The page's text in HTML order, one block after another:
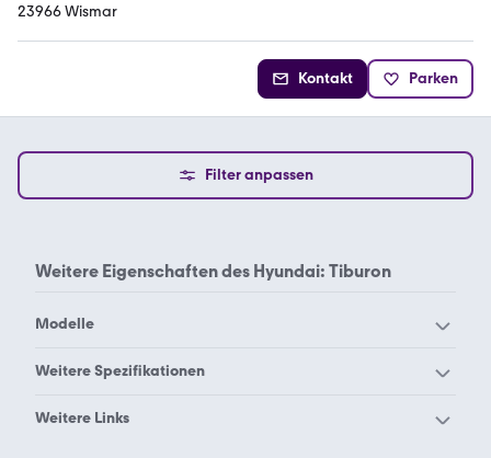
23966 Wismar
Kontakt Parken
Filter anpassen
Weitere Eigenschaften des Hyundai: Tiburon
Modelle
Hyundai Accent
Weitere Spezifikationen
Hyundai 1.6
Weitere Links